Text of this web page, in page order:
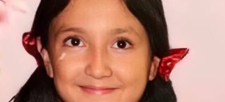
ट्रंपद्वारा सख्ती से लागू की गई आव्रजन
11 वर्षीय जोसलीन रोजो कैरान्ज़ा को उसके स्कूल